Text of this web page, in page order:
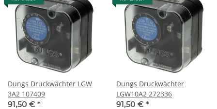
Dungs Druckwächter LGW
3A2 107409
91,50 € *
Dungs Druckwächter
LGW10A2 272336
91,50 € *